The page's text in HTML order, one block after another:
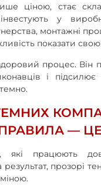
ціною, стає
у
монтажні
показати свою
процес. Він
і підсилює
—
які працюють
результат, прозорі